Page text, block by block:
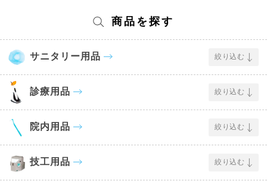
商品を探す
サニタリー用品 絞り込む
診療用品 絞り込む
院内用品 絞り込む
技工用品 絞り込む